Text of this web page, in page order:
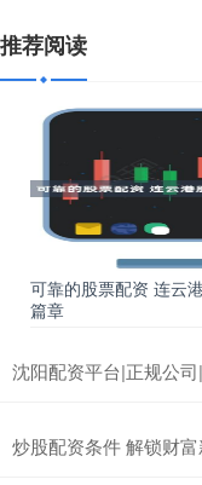
推荐阅读
可靠的股票配资 连云
篇章
沈阳配资平台|正规公
炒股配资条件 解锁财